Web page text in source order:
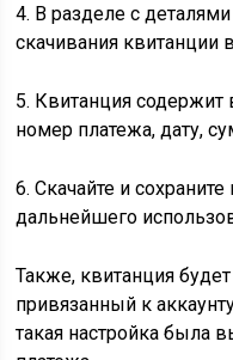
4. В разделе с
скачивания квитанции
5. Квитанция
номер платежа, дату,
6. Скачайте и
дальнейшего
Также, квитанция
привязанный к
такая настройка была